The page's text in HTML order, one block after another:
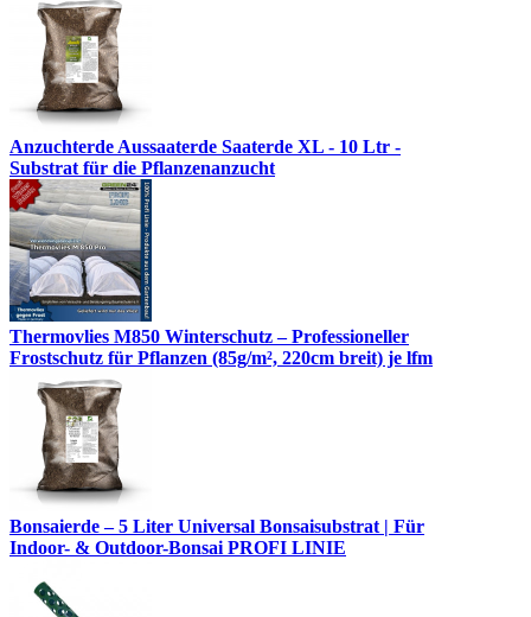
Anzuchterde Aussaaterde Saaterde XL - 10 Ltr -
Substrat für die Pflanzenanzucht
Thermovlies M850 Winterschutz – Professioneller
Frostschutz für Pflanzen (85g/m², 220cm breit) je lfm
Bonsaierde – 5 Liter Universal Bonsaisubstrat | Für
Indoor- & Outdoor-Bonsai PROFI LINIE